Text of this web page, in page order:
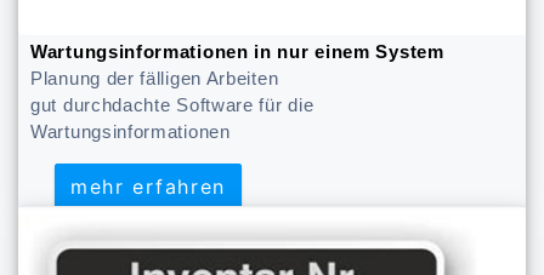
Wartungsinformationen in nur einem System
Planung der fälligen Arbeiten
gut durchdachte Software für die
Wartungsinformationen
mehr erfahren
mehr erfahren